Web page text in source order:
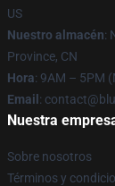
US
Nuestro almacén:
Province, CN
Hora: 9AM – 5PM
Email :
Nuestra
Sobre nosotros
Términos y